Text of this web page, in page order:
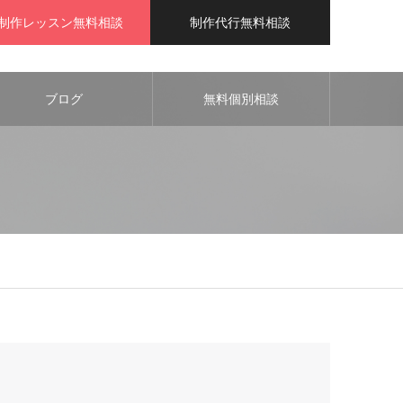
作レッスン無料相談 制作代行無料相談
ブログ 無料個別相談